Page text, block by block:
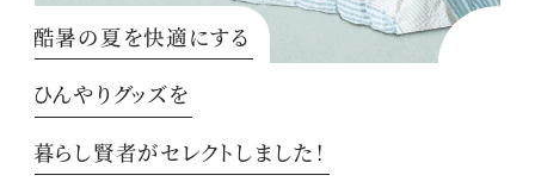
酷暑の夏を快適にする
ひんやりグッズを
暮らし賢者がセレクトしました！